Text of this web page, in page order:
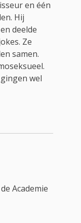
en één
Hij
deelde
Ze
samen.
wel
Academie